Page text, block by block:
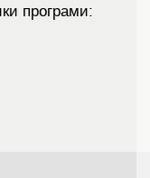
програми: